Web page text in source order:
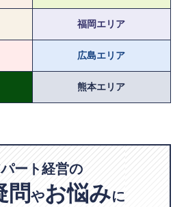
福岡エリア
広島エリア
熊本エリア
ート経営の
問やお悩みに